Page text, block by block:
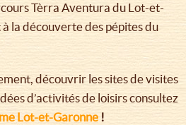
Tèrra Aventura du Lot-et-
la découverte des pépites du
découvrir les sites de visites
d’activités de loisirs consultez
Lot-et-Garonne !